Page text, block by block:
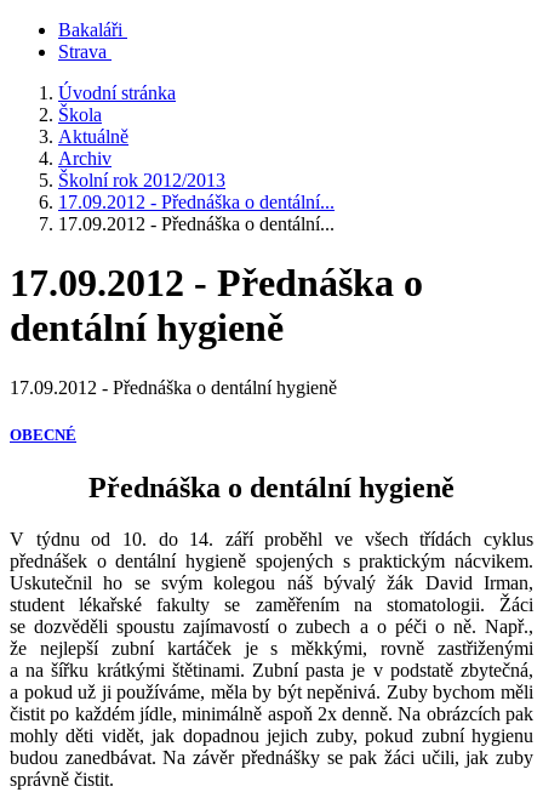
Bakaláři
Strava
Úvodní stránka
Škola
Aktuálně
Archiv
Školní rok 2012/2013
17.09.2012 - Přednáška o dentální...
17.09.2012 - Přednáška o dentální...
17.09.2012 - Přednáška o
dentální hygieně
17.09.2012 - Přednáška o dentální hygieně
OBECNÉ
Přednáška o dentální hygieně
V týdnu od 10. do 14. září proběhl ve všech třídách cyklus
přednášek o dentální hygieně spojených s praktickým nácvikem.
Uskutečnil ho se svým kolegou náš bývalý žák David Irman,
student lékařské fakulty se zaměřením na stomatologii. Žáci
se dozvěděli spoustu zajímavostí o zubech a o péči o ně. Např.,
že nejlepší zubní kartáček je s měkkými, rovně zastřiženými
a na šířku krátkými štětinami. Zubní pasta je v podstatě zbytečná,
a pokud už ji používáme, měla by být nepěnivá. Zuby bychom měli
čistit po každém jídle, minimálně aspoň 2x denně. Na obrázcích pak
mohly děti vidět, jak dopadnou jejich zuby, pokud zubní hygienu
budou zanedbávat. Na závěr přednášky se pak žáci učili, jak zuby
správně čistit.